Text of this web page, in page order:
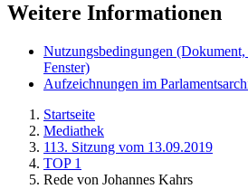
Weitere Informationen
Nutzungsbedingungen
Fenster)
Aufzeichnungen im
Startseite
Mediathek
113. Sitzung vom 13.09.2019
TOP 1
Rede von Johannes Kahrs